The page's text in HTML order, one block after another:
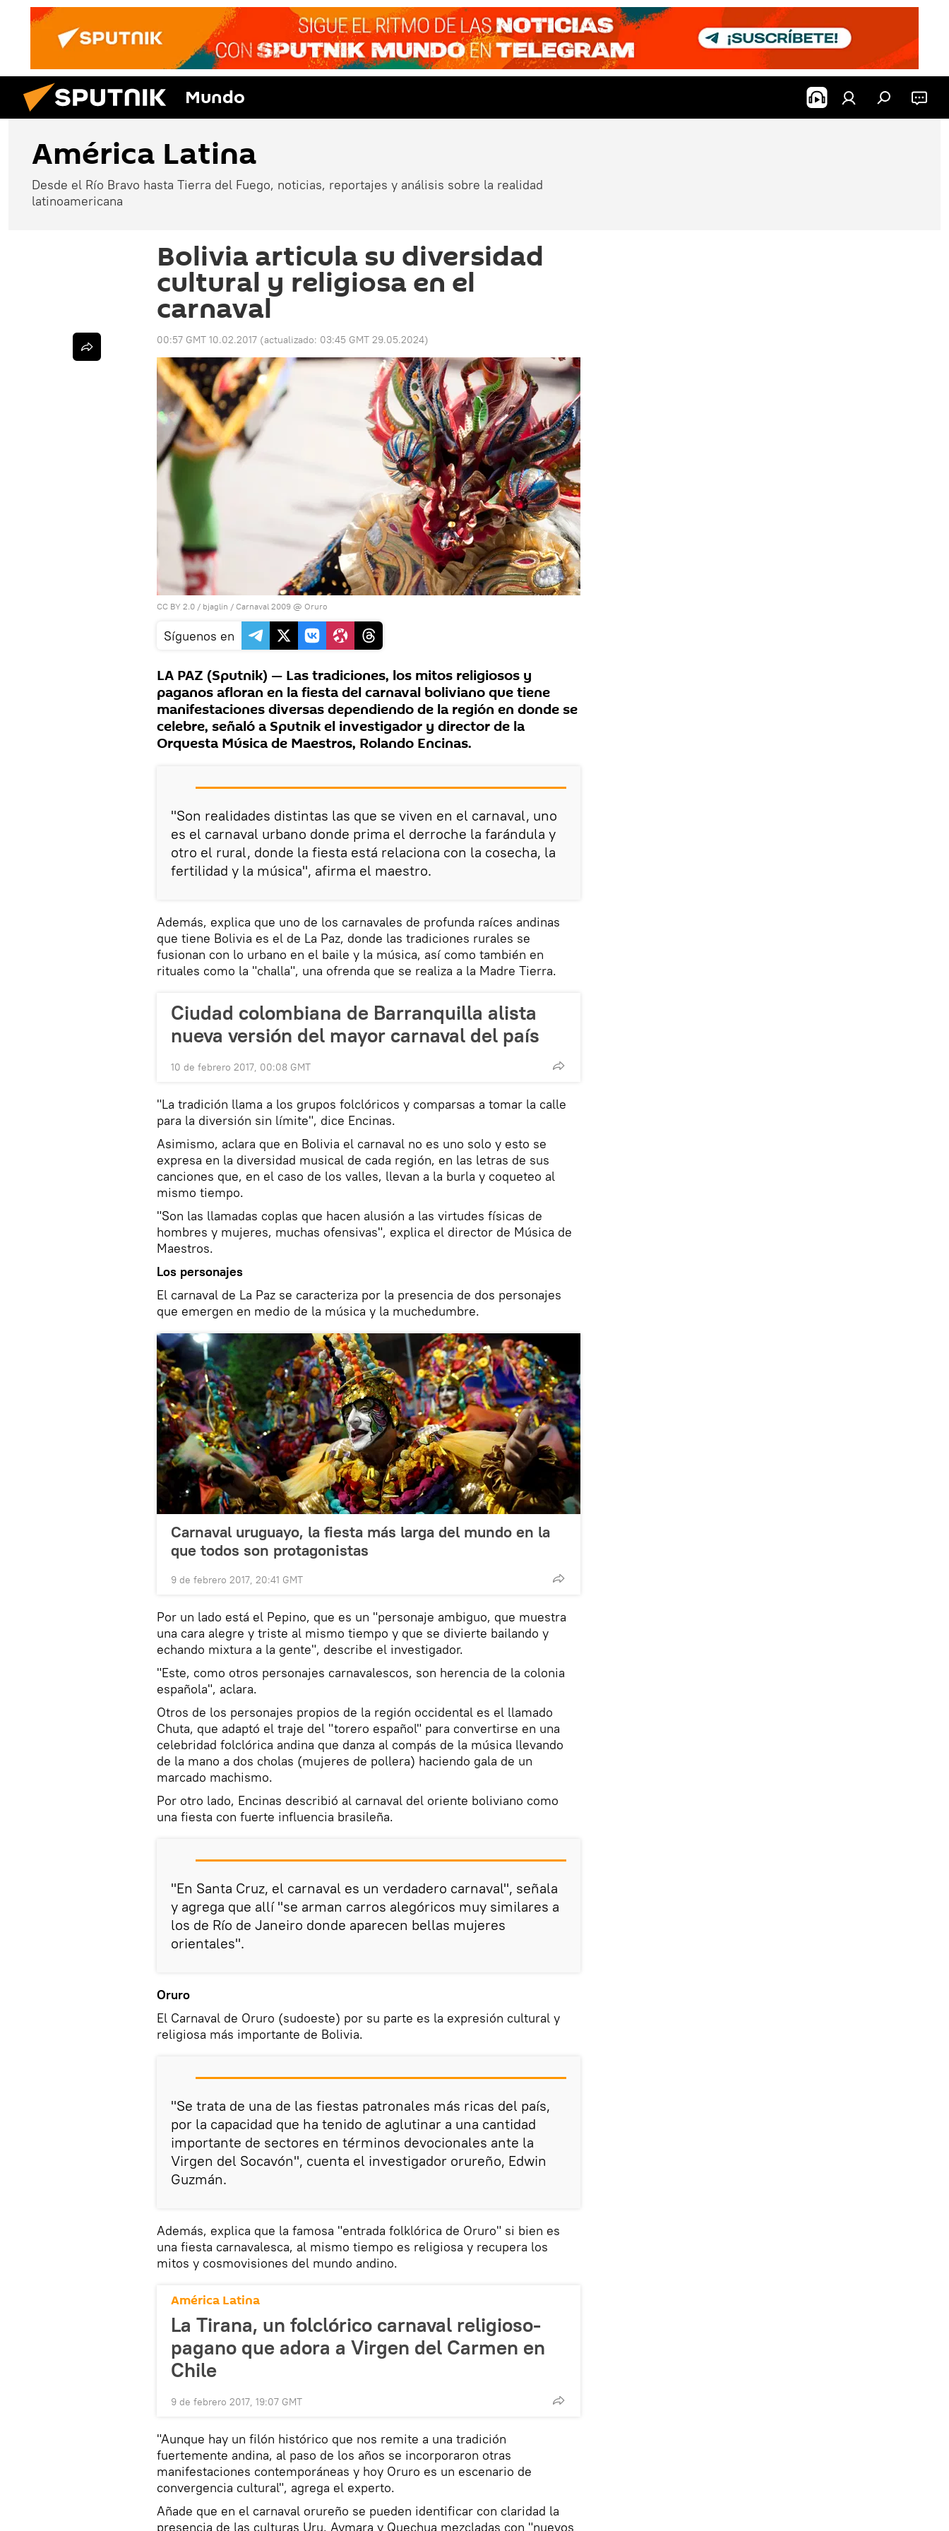
Mundo
América Latina
Desde el Río Bravo hasta Tierra del Fuego, noticias, reportajes y análisis sobre la realidad
latinoamericana
Bolivia articula su diversidad
cultural y religiosa en el
carnaval
00:57 GMT 10.02.2017 (actualizado: 03:45 GMT 29.05.2024)
CC BY 2.0 / bjaglin / Carnaval 2009 @ Oruro
Síguenos en
LA PAZ (Sputnik) — Las tradiciones, los mitos religiosos y
paganos afloran en la fiesta del carnaval boliviano que tiene
manifestaciones diversas dependiendo de la región en donde se
celebre, señaló a Sputnik el investigador y director de la
Orquesta Música de Maestros, Rolando Encinas.
"Son realidades distintas las que se viven en el carnaval, uno
es el carnaval urbano donde prima el derroche la farándula y
otro el rural, donde la fiesta está relaciona con la cosecha, la
fertilidad y la música", afirma el maestro.
Además, explica que uno de los carnavales de profunda raíces andinas
que tiene Bolivia es el de La Paz, donde las tradiciones rurales se
fusionan con lo urbano en el baile y la música, así como también en
rituales como la "challa", una ofrenda que se realiza a la Madre Tierra.
Ciudad colombiana de Barranquilla alista
nueva versión del mayor carnaval del país
10 de febrero 2017, 00:08 GMT
"La tradición llama a los grupos folclóricos y comparsas a tomar la calle
para la diversión sin límite", dice Encinas.
Asimismo, aclara que en Bolivia el carnaval no es uno solo y esto se
expresa en la diversidad musical de cada región, en las letras de sus
canciones que, en el caso de los valles, llevan a la burla y coqueteo al
mismo tiempo.
"Son las llamadas coplas que hacen alusión a las virtudes físicas de
hombres y mujeres, muchas ofensivas", explica el director de Música de
Maestros.
Los personajes
El carnaval de La Paz se caracteriza por la presencia de dos personajes
que emergen en medio de la música y la muchedumbre.
Carnaval uruguayo, la fiesta más larga del mundo en la
que todos son protagonistas
9 de febrero 2017, 20:41 GMT
Por un lado está el Pepino, que es un "personaje ambiguo, que muestra
una cara alegre y triste al mismo tiempo y que se divierte bailando y
echando mixtura a la gente", describe el investigador.
"Este, como otros personajes carnavalescos, son herencia de la colonia
española", aclara.
Otros de los personajes propios de la región occidental es el llamado
Chuta, que adaptó el traje del "torero español" para convertirse en una
celebridad folclórica andina que danza al compás de la música llevando
de la mano a dos cholas (mujeres de pollera) haciendo gala de un
marcado machismo.
Por otro lado, Encinas describió al carnaval del oriente boliviano como
una fiesta con fuerte influencia brasileña.
"En Santa Cruz, el carnaval es un verdadero carnaval", señala
y agrega que allí "se arman carros alegóricos muy similares a
los de Río de Janeiro donde aparecen bellas mujeres
orientales".
Oruro
El Carnaval de Oruro (sudoeste) por su parte es la expresión cultural y
religiosa más importante de Bolivia.
"Se trata de una de las fiestas patronales más ricas del país,
por la capacidad que ha tenido de aglutinar a una cantidad
importante de sectores en términos devocionales ante la
Virgen del Socavón", cuenta el investigador orureño, Edwin
Guzmán.
Además, explica que la famosa "entrada folklórica de Oruro" si bien es
una fiesta carnavalesca, al mismo tiempo es religiosa y recupera los
mitos y cosmovisiones del mundo andino.
América Latina
La Tirana, un folclórico carnaval religioso-
pagano que adora a Virgen del Carmen en
Chile
9 de febrero 2017, 19:07 GMT
"Aunque hay un filón histórico que nos remite a una tradición
fuertemente andina, al paso de los años se incorporaron otras
manifestaciones contemporáneas y hoy Oruro es un escenario de
convergencia cultural", agrega el experto.
Añade que en el carnaval orureño se pueden identificar con claridad la
presencia de las culturas Uru, Aymara y Quechua mezcladas con "nuevos